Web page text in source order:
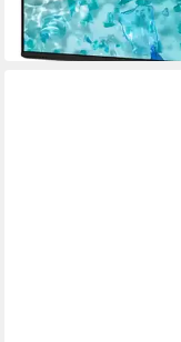
16,01 €mtl. in 12 Raten
leider ausverkauft